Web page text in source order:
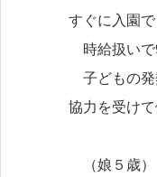
すぐに入園
時給扱いで
子どもの発
協力を受けて
（娘５歳）